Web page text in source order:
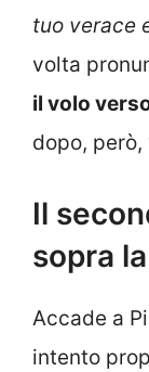
tuo verace
volta
il volo
dopo,
Il
sopra
Accade a
intento